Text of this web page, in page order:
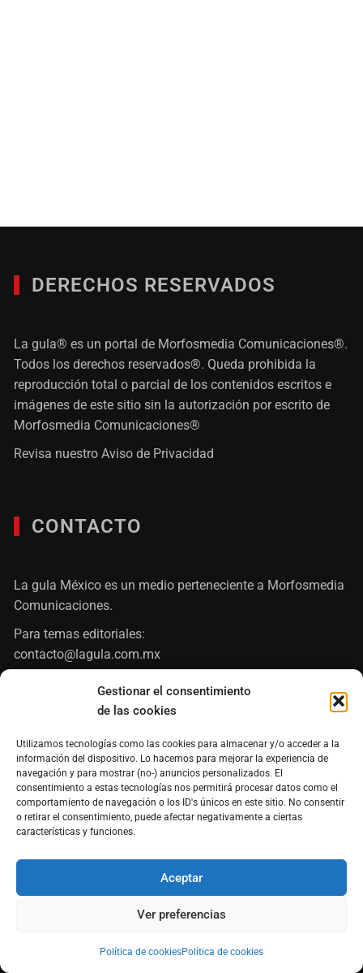
Gestionar el consentimiento
de las cookies
Utilizamos tecnologías como las cookies para almacenar y/o acceder a la
información del dispositivo. Lo hacemos para mejorar la experiencia de
navegación y para mostrar (no-) anuncios personalizados. El
consentimiento a estas tecnologías nos permitirá procesar datos como el
comportamiento de navegación o los ID's únicos en este sitio. No consentir
o retirar el consentimiento, puede afectar negativamente a ciertas
características y funciones.
Aceptar
Ver preferencias
Política de cookiesPolítica de cookies
DERECHOS RESERVADOS
La gula® es un portal de Morfosmedia Comunicaciones®.
Todos los derechos reservados®. Queda prohibida la
reproducción total o parcial de los contenidos escritos e
imágenes de este sitio sin la autorización por escrito de
Morfosmedia Comunicaciones®
Revisa nuestroAviso de Privacidad
CONTACTO
La gula México es un medio perteneciente a Morfosmedia
Comunicaciones.
Para temas editoriales:
contacto@lagula.com.mx
PÁGINAS ASOCIADAS